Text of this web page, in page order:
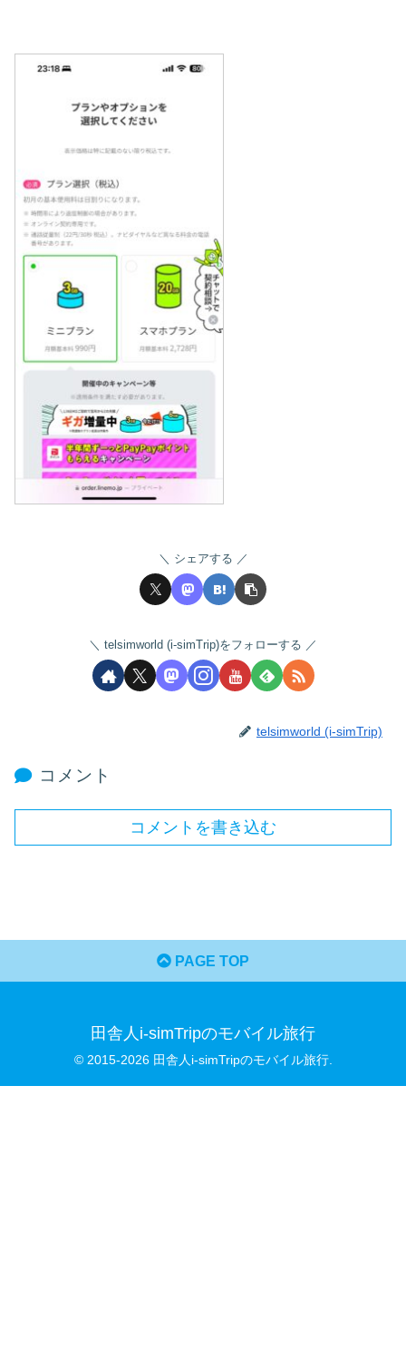
シェアする
telsimworld (i-simTrip)をフォローする
telsimworld (i-simTrip)
コメント
コメントを書き込む
PAGE TOP
田舎人i-simTripのモバイル旅行
© 2015-2026 田舎人i-simTripのモバイル旅行.